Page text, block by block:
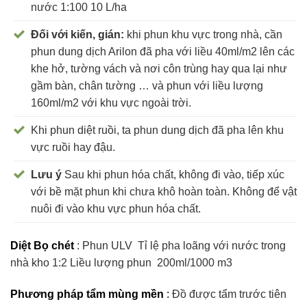
nước 1:100 10 L/ha
Đối với kiến, gián: khi phun khu vực trong nhà, cần
phun dung dịch Arilon đã pha với liều 40ml/m2 lên các
khe hở, tường vách và nơi côn trùng hay qua lại như
gầm bàn, chân tường … và phun với liều lượng
160ml/m2 với khu vực ngoài trời.
Khi phun diệt ruồi, ta phun dung dịch đã pha lên khu
vực ruồi hay đậu.
Lưu ý Sau khi phun hóa chất, không đi vào, tiếp xúc
với bề mặt phun khi chưa khô hoàn toàn. Không để vật
nuôi đi vào khu vực phun hóa chất.
Diệt Bọ chét : Phun ULV Tỉ lệ pha loãng với nước trong
nhà kho 1:2 Liều lượng phun 200ml/1000 m3
Phương pháp tẩm mùng mền : Đồ được tẩm trước tiên